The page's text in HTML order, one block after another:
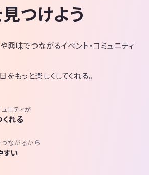
つけよう
興味でつながるイベント・コミュニティ
もっと楽しくしてくれる。
ニティが
くれる
ながるから
すい